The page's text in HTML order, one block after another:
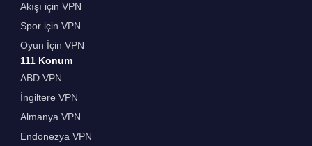
Akışı için VPN
Spor için VPN
Oyun İçin VPN
111 Konum
ABD VPN
İngiltere VPN
Almanya VPN
Endonezya VPN